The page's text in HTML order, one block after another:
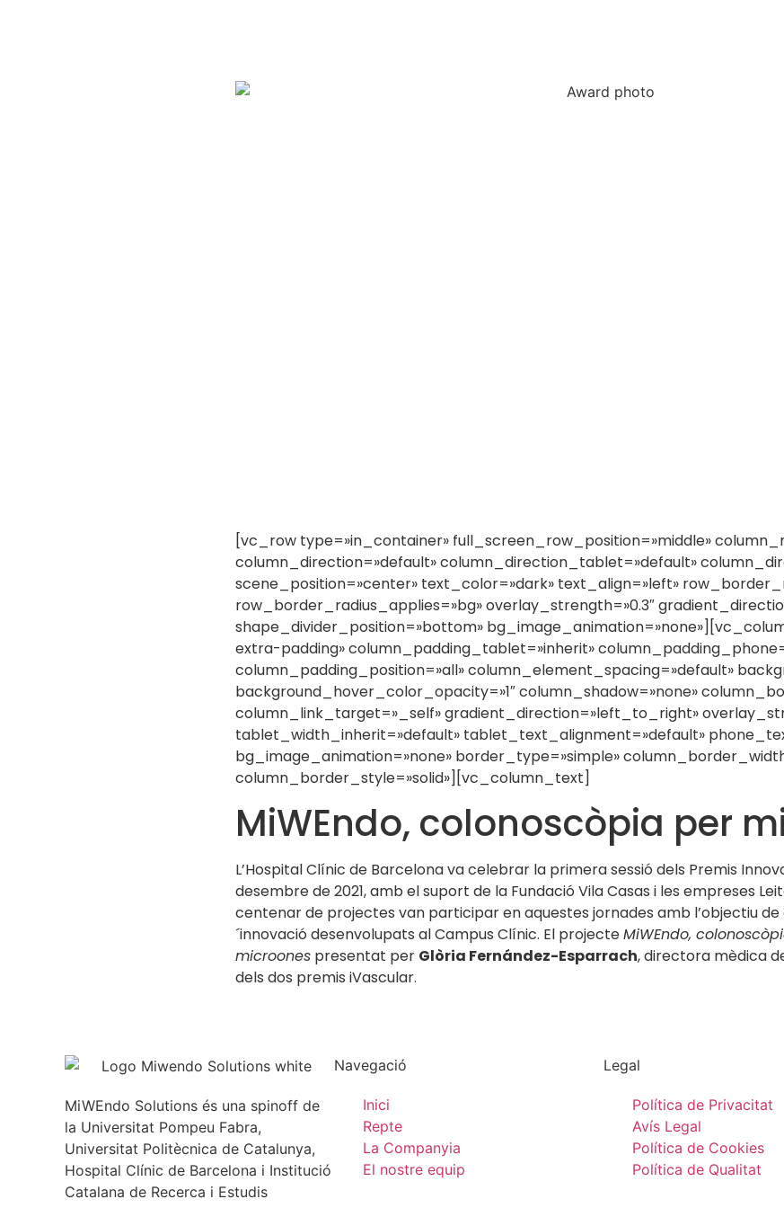
[vc_row type=»in_container» full_screen_row_position=»middle»
column_direction=»default» column_direction_tablet=»default»
scene_position=»center» text_color=»dark» text_align=»left»
row_border_radius_applies=»bg» overlay_strength=»0.3″
shape_divider_position=»bottom»
extra-padding» column_padding_tablet=»inherit»
column_padding_position=»all» column_element_spacing=»default»
background_hover_color_opacity=»1″ column_shadow=»none»
column_link_target=»_self» gradient_direction=»left_to_right»
tablet_width_inherit=»default» tablet_text_alignment=»default»
bg_image_animation=»none» border_type=»simple»
column_border_style=»solid»][vc_column_text]
MiWEndo, colonoscòpia per
L’Hospital Clínic de Barcelona va celebrar la primera sessió dels Premis
desembre de 2021, amb el suport de la Fundació Vila Casas i les empreses
centenar de projectes van participar en aquestes jornades amb l’objectiu
´innovació desenvolupats al Campus Clínic. El projecteMiWEndo,
microones presentat per Glòria Fernández-Esparrach, directora mèdica
dels dos premis iVascular.
MiWEndo Solutions és una spinoff de
la Universitat Pompeu Fabra,
Universitat Politècnica de Catalunya,
Hospital Clínic de Barcelona i Institució
Catalana de Recerca i Estudis
Navegació
Inici
Repte
La Companyia
El nostre equip
Legal
Política de Privacitat
Avís Legal
Política de Cookies
Política de Qualitat